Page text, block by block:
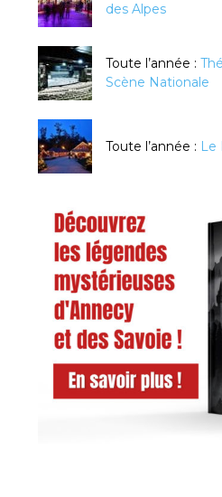
des Alpes
Toute l’année :
Scène Nationale
Toute l’année : Le